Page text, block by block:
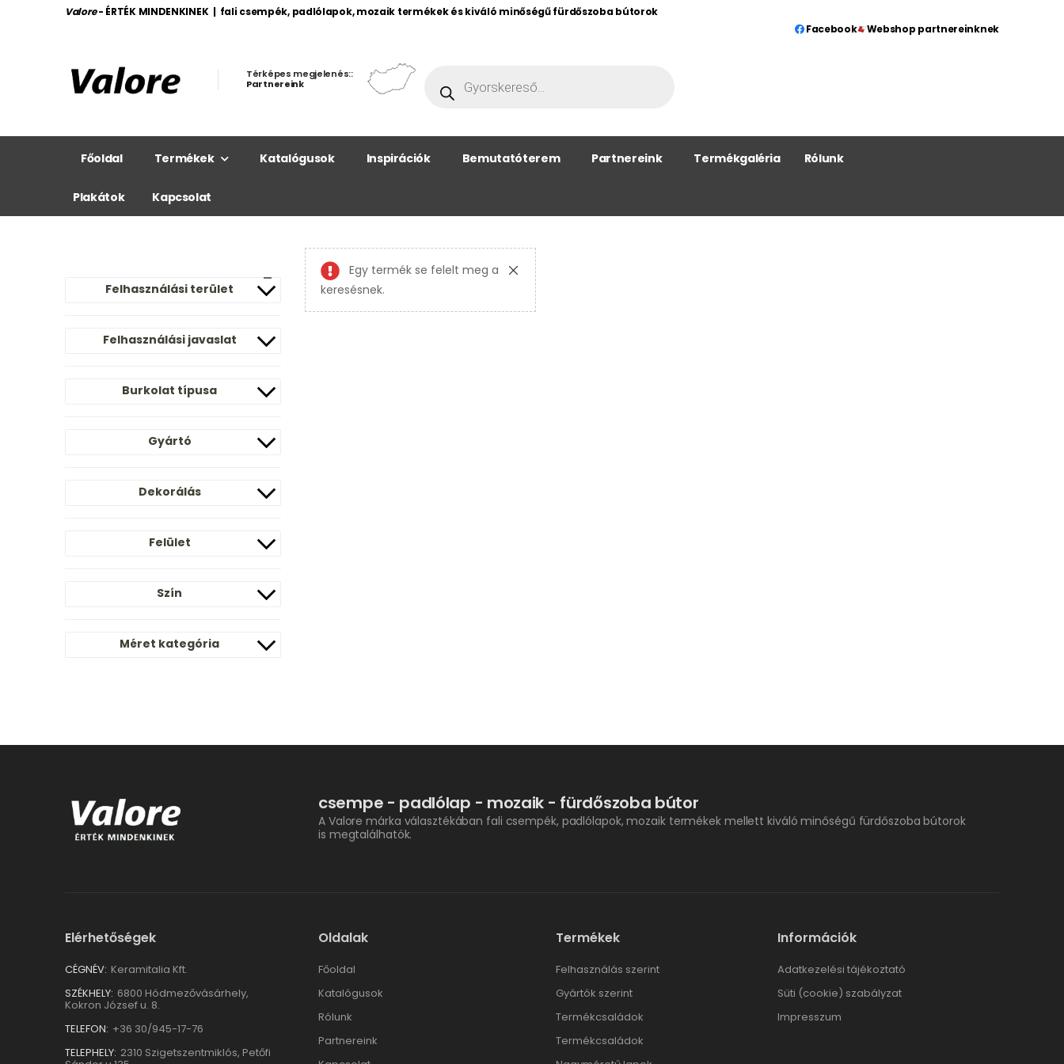
Valore - ÉRTÉK MINDENKINEK | fali csempék, padlólapok, mozaik termékek és kiváló minőségű fürdőszoba bútorok
Facebook
Webshop partnereinknek
Térképes megjelenés::
Partnereink
Főoldal Termékek Katalógusok Inspirációk Bemutatóterem Partnereink Termékgaléria Rólunk
Plakátok Kapcsolat
Felhasználási terület
Felhasználási javaslat
Burkolat típusa
Gyártó
Dekorálás
Felület
Szín
Méret kategória
Egy termék se felelt meg a
keresésnek.
csempe - padlólap - mozaik - fürdőszoba bútor
A Valore márka választékában fali csempék, padlólapok, mozaik termékek mellett kiváló minőségű fürdőszoba bútorok
is megtalálhatók.
Elérhetőségek
CÉGNÉV: Keramitalia Kft.
SZÉKHELY: 6800 Hódmezővásárhely,
Kokron József u. 8.
TELEFON: +36 30/945-17-76
TELEPHELY: 2310 Szigetszentmiklós, Petőfi
Oldalak
Főoldal
Katalógusok
Rólunk
Partnereink
Termékek
Felhasználás szerint
Gyártók szerint
Termékcsaládok
Termékcsaládok
Információk
Adatkezelési tájékoztató
Süti (cookie) szabályzat
Impresszum